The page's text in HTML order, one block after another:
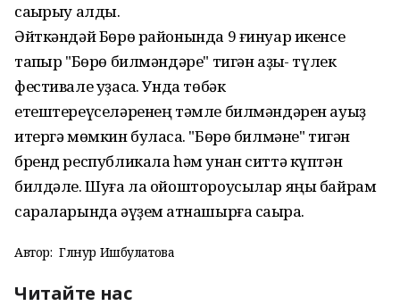
саҡырыу алды.
Әйткәндәй Бөрө районында 9 ғинуар икенсе
тапҡыр "Бөрө билмәндәре" тигән аҙыҡ- түлек
фестивале уҙасаҡ. Унда төбәк
етештереүселәренең тәмле билмәндәрен ауыҙ
итергә мөмкин буласаҡ. "Бөрө билмәне" тигән
бренд республикала һәм унан ситтә күптән
билдәле. Шуға ла ойоштороусылар яңы байрам
сараларында әүҙем ҡатнашырға саҡыра.
Автор: Гөлнур Ишбулатова
Читайте нас